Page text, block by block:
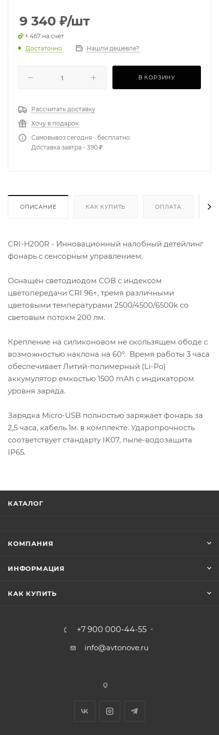
9 340 ₽/шт
+ 467 на счет
Достаточно
Нашли дешевле?
В КОРЗИНУ
Рассчитать доставку
Хочу в подарок
Самовывоз сегодня - бесплатно
Доставка завтра - 390 ₽
ОПИСАНИЕ КАК КУПИТЬ ОПЛАТА
CRI-H200R - Инновационный налобный детейлинг
фонарь с сенсорным управлением.
Оснащен светодиодом COB с индексом
цветопередачи CRI 96+, тремя различными
цветовыми температурами 2500/4500/6500k со
световым потокм 200 лм.
Крепление на силиконовом не скользящем ободе с
возможностью наклона на 60°. Время работы 3 часа
обеспечивает Литий-полимерный (Li-Po)
аккумулятор емкостью 1500 mAh с индикатором
уровня заряда.
Зарядка Micro-USB полностью заряжает фонарь за
2,5 часа, кабель 1м. в комплекте. Ударопрочность
соответствует стандарту IK07, пыле-водозащита
IP65.
КАТАЛОГ
КОМПАНИЯ
ИНФОРМАЦИЯ
КАК КУПИТЬ
+7 900 000-44-55
info@avtonove.ru